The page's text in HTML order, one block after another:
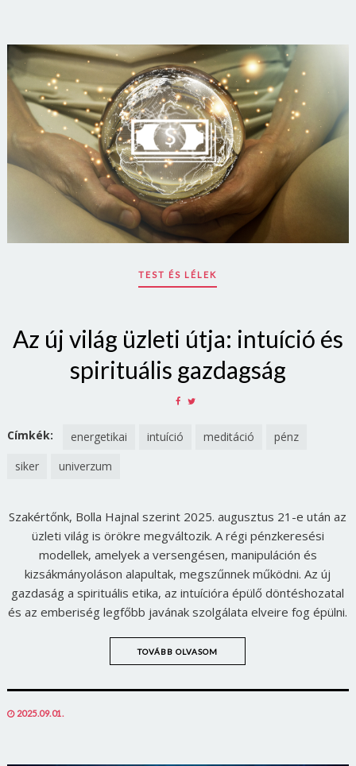
TEST ÉS LÉLEK
Az új világ üzleti útja: intuíció és
spirituális gazdagság
SHARE
FACEBOOK
TWITTER
Címkék: energetikai intuíció meditáció
pénz
siker
univerzum
Szakértőnk, Bolla Hajnal szerint 2025. augusztus 21-e után az
üzleti világ is örökre megváltozik. A régi pénzkeresési
modellek, amelyek a versengésen, manipuláción és
kizsákmányoláson alapultak, megszűnnek működni. Az új
gazdaság a spirituális etika, az intuícióra épülő döntéshozatal
és az emberiség legfőbb javának szolgálata elveire fog épülni.
TOVÁBB OLVASOM
POSTED
2025.09.01.
Borsonline bejelentkezés
E-mail cím vagy felhasználónév